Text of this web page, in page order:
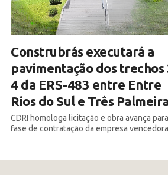
Construbrás executará a
pavimentação dos trechos
4 da ERS-483 entre Entre
Rios do Sul e Três
CDRI homologa licitação e obra avança
fase de contratação da empresa vencedora